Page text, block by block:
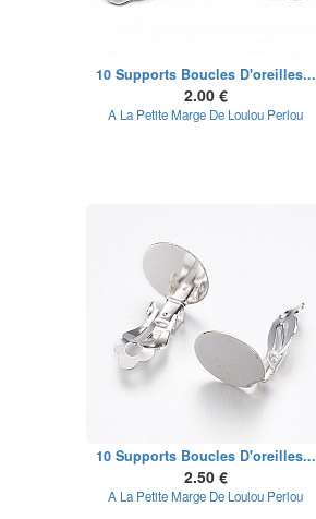
10 Supports Boucles D'oreilles...
2.00 €
A La Petite Marge De Loulou Perlou
10 Supports Boucles D'oreilles...
2.50 €
A La Petite Marge De Loulou Perlou